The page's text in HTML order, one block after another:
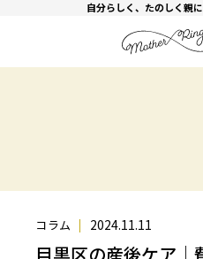
自分らしく、たのしく親
コラム 2024.11.11